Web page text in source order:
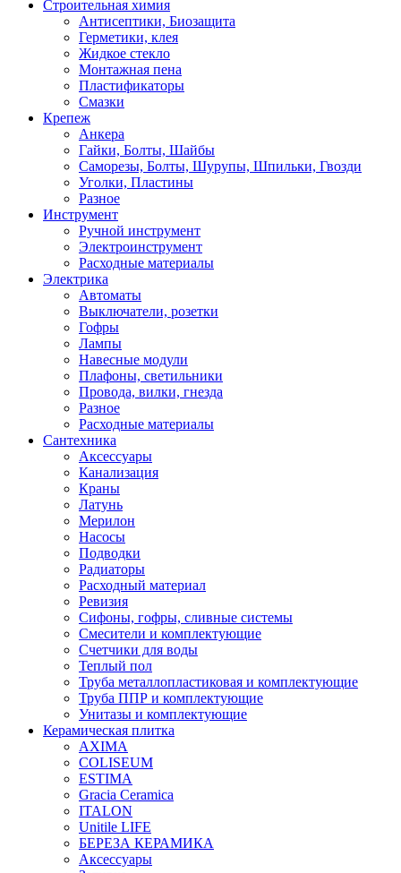
Строительная химия
Антисептики, Биозащита
Герметики, клея
Жидкое стекло
Монтажная пена
Пластификаторы
Смазки
Крепеж
Анкера
Гайки, Болты, Шайбы
Саморезы, Болты, Шурупы, Шпильки, Гвозди
Уголки, Пластины
Разное
Инструмент
Ручной инструмент
Электроинструмент
Расходные материалы
Электрика
Автоматы
Выключатели, розетки
Гофры
Лампы
Навесные модули
Плафоны, светильники
Провода, вилки, гнезда
Разное
Расходные материалы
Сантехника
Аксессуары
Канализация
Краны
Латунь
Мерилон
Насосы
Подводки
Радиаторы
Расходный материал
Ревизия
Сифоны, гофры, сливные системы
Смесители и комплектующие
Счетчики для воды
Теплый пол
Труба металлопластиковая и комплектующие
Труба ППР и комплектующие
Унитазы и комплектующие
Керамическая плитка
AXIMA
COLISEUM
ESTIMA
Gracia Ceramica
ITALON
Unitile LIFE
БЕРЕЗА КЕРАМИКА
Аксессуары